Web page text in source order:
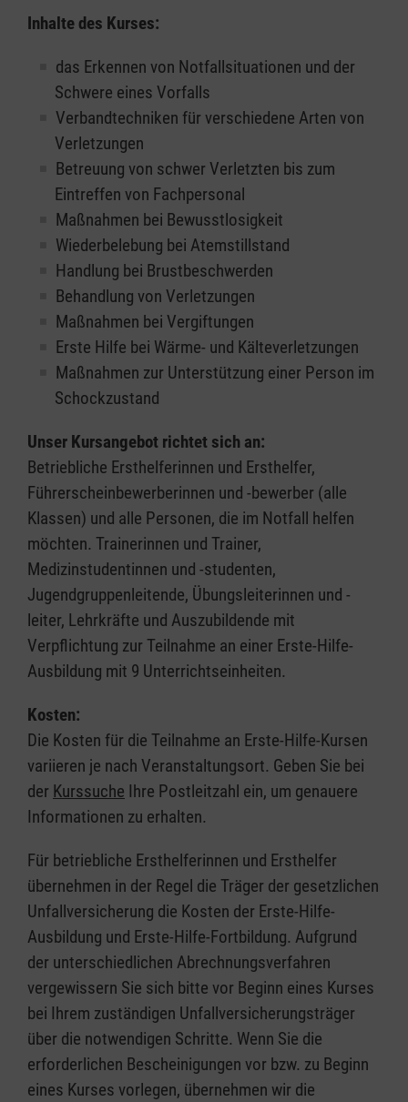
Inhalte des Kurses:
das Erkennen von Notfallsituationen und der
Schwere eines Vorfalls
Verbandtechniken für verschiedene Arten von
Verletzungen
Betreuung von schwer Verletzten bis zum
Eintreffen von Fachpersonal
Maßnahmen bei Bewusstlosigkeit
Wiederbelebung bei Atemstillstand
Handlung bei Brustbeschwerden
Behandlung von Verletzungen
Maßnahmen bei Vergiftungen
Erste Hilfe bei Wärme- und Kälteverletzungen
Maßnahmen zur Unterstützung einer Person im
Schockzustand
Unser Kursangebot richtet sich an:
Betriebliche Ersthelferinnen und Ersthelfer,
Führerscheinbewerberinnen und -bewerber (alle
Klassen) und alle Personen, die im Notfall helfen
möchten. Trainerinnen und Trainer,
Medizinstudentinnen und -studenten,
Jugendgruppenleitende, Übungsleiterinnen und -
leiter, Lehrkräfte und Auszubildende mit
Verpflichtung zur Teilnahme an einer Erste-Hilfe-
Ausbildung mit 9 Unterrichtseinheiten.
Kosten:
Die Kosten für die Teilnahme an Erste-Hilfe-Kursen
variieren je nach Veranstaltungsort. Geben Sie bei
der Kurssuche Ihre Postleitzahl ein, um genauere
Informationen zu erhalten.
Für betriebliche Ersthelferinnen und Ersthelfer
übernehmen in der Regel die Träger der gesetzlichen
Unfallversicherung die Kosten der Erste-Hilfe-
Ausbildung und Erste-Hilfe-Fortbildung. Aufgrund
der unterschiedlichen Abrechnungsverfahren
vergewissern Sie sich bitte vor Beginn eines Kurses
bei Ihrem zuständigen Unfallversicherungsträger
über die notwendigen Schritte. Wenn Sie die
erforderlichen Bescheinigungen vor bzw. zu Beginn
eines Kurses vorlegen, übernehmen wir die